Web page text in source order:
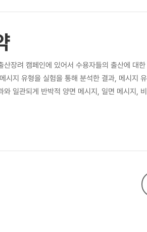
산장려 캠페인에 있어서 수용자들의 출산에 대
시지 유형을 실험을 통해 분석한 결과, 메시지
와 일관되게 반박적 양면 메시지, 일면 메시지,
득적인 메시지를 구성하기 위한 실무적인 함의